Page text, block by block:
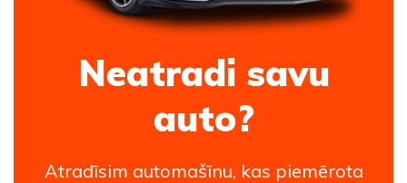
Neatradi savu
auto?
Atradīsim automašīnu, kas piemērota